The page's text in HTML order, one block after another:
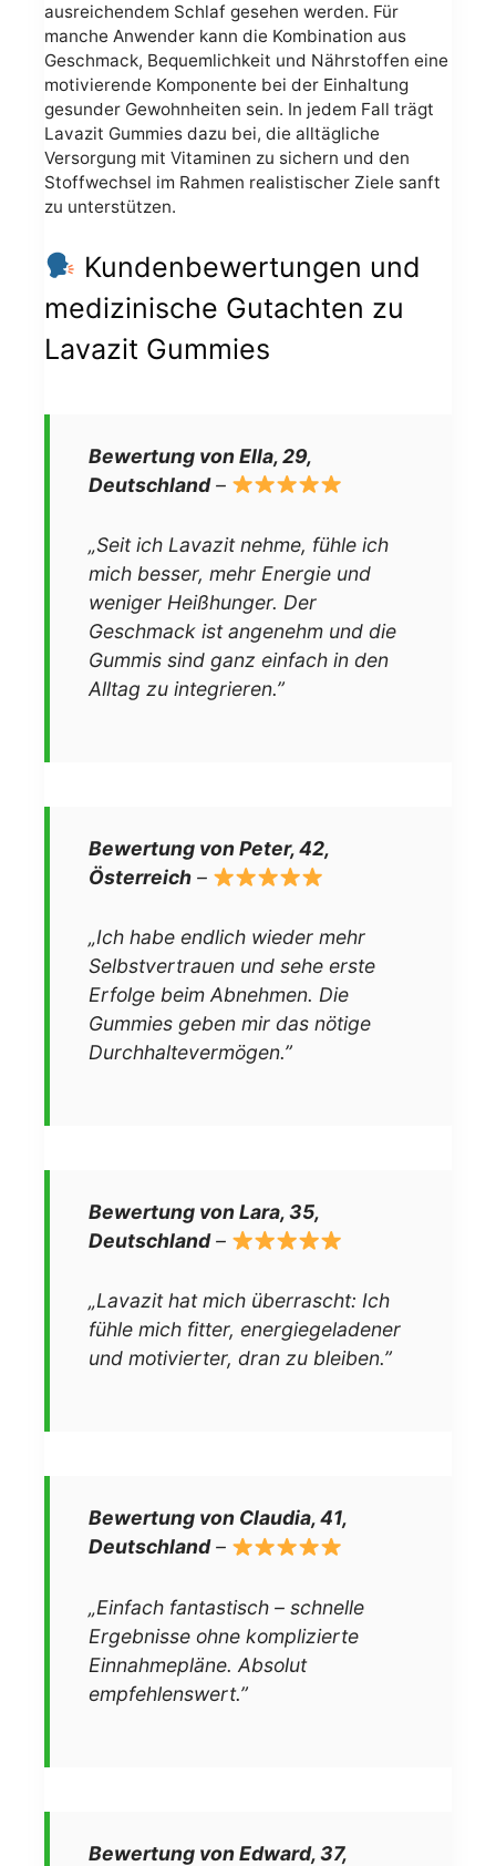
ausreichendem Schlaf gesehen werden. Für
manche Anwender kann die Kombination aus
Geschmack, Bequemlichkeit und Nährstoffen eine
motivierende Komponente bei der Einhaltung
gesunder Gewohnheiten sein. In jedem Fall trägt
Lavazit Gummies dazu bei, die alltägliche
Versorgung mit Vitaminen zu sichern und den
Stoffwechsel im Rahmen realistischer Ziele sanft
zu unterstützen.
Kundenbewertungen und
medizinische Gutachten zu
Lavazit Gummies
Bewertung von Ella, 29,
Deutschland–
„Seit ich Lavazit nehme, fühle ich
mich besser, mehr Energie und
weniger Heißhunger. Der
Geschmack ist angenehm und die
Gummis sind ganz einfach in den
Alltag zu integrieren.”
Bewertung von Peter, 42,
Österreich –
„Ich habe endlich wieder mehr
Selbstvertrauen und sehe erste
Erfolge beim Abnehmen. Die
Gummies geben mir das nötige
Durchhaltevermögen.”
Bewertung von Lara, 35,
Deutschland–
„Lavazit hat mich überrascht: Ich
fühle mich fitter, energiegeladener
und motivierter, dran zu bleiben.”
Bewertung von Claudia, 41,
Deutschland–
„Einfach fantastisch – schnelle
Ergebnisse ohne komplizierte
Einnahmepläne. Absolut
empfehlenswert.”
Bewertung von Edward, 37,